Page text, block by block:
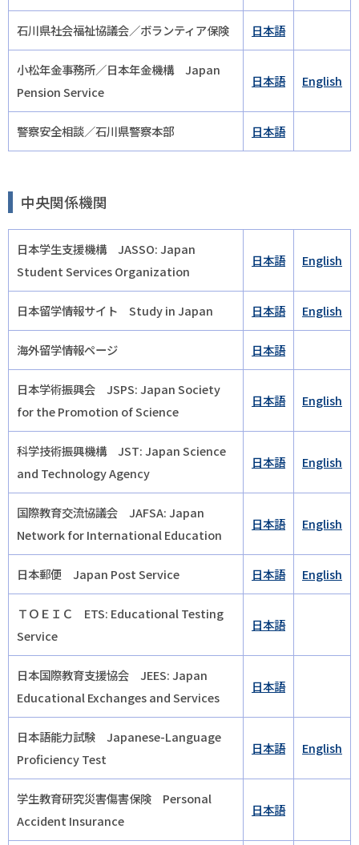
石川県社会福祉協議会／ボランティア保険 日本語
小松年金事務所／日本年金機構 Japan
Pension Service
日本語 English
警察安全相談／石川県警察本部 日本語
中央関係機関
日本学生支援機構 JASSO: Japan
Student Services Organization
日本語 English
日本留学情報サイト Study in Japan 日本語 English
海外留学情報ページ 日本語
日本学術振興会 JSPS: Japan Society
for the Promotion of Science
日本語 English
科学技術振興機構 JST: Japan Science
and Technology Agency
日本語 English
国際教育交流協議会 JAFSA: Japan
Network for International Education
日本語 English
日本郵便 Japan Post Service 日本語 English
ＴＯＥＩＣ ETS: Educational Testing
Service
日本語
日本国際教育支援協会 JEES: Japan
Educational Exchanges and Services
日本語
日本語能力試験 Japanese-Language
Proficiency Test
日本語 English
学生教育研究災害傷害保険 Personal
Accident Insurance
日本語